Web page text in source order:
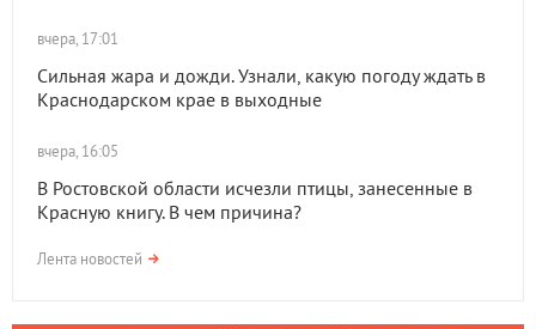
вчера, 17:01
Сильная жара и дожди. Узнали, какую погоду ждать в
Краснодарском крае в выходные
вчера, 16:05
В Ростовской области исчезли птицы, занесенные в
Красную книгу. В чем причина?
Лента новостей